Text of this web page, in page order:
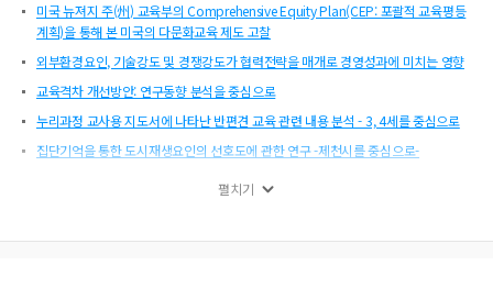
미국 뉴져지 주(州) 교육부의 Comprehensive Equity Plan(CEP: 포괄적 교육평등
계획)을 통해 본 미국의 다문화교육 제도 고찰
외부환경요인, 기술강도 및 경쟁강도가 협력전략을 매개로 경영성과에 미치는 영향
교육격차 개선방안: 연구동향 분석을 중심으로
누리과정 교사용 지도서에 나타난 반편견 교육 관련 내용 분석 - 3, 4세를 중심으로
집단기억을 통한 도시재생요인의 선호도에 관한 연구 -제천시를 중심으로-
부모의 양육태도가 간호 대학생의 애착 및 대인관계능력에 미치는 영향
펼치기